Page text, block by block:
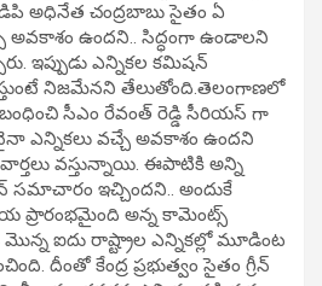
అధినేత చంద్రబాబు సైతం ఏ
అవకాశం ఉందని.. సిద్ధంగా ఉండాలని
ఇప్పుడు ఎన్నికల కమిషన్
నిజమేనని తేలుతోంది.తెలంగాణలో
సీఎం రేవంత్ రెడ్డి సీరియస్ గా
నైనా ఎన్నికలు వచ్చే అవకాశం ఉందని
వస్తున్నాయి. ఈపాటికి అన్ని
సమాచారం ఇచ్చిందని.. అందుకే
ప్రారంభమైంది అన్న కామెంట్స్
ఐదు రాష్ట్రాల ఎన్నికల్లో మూడింట
దీంతో కేంద్ర ప్రభుత్వం సైతం గ్రీన్